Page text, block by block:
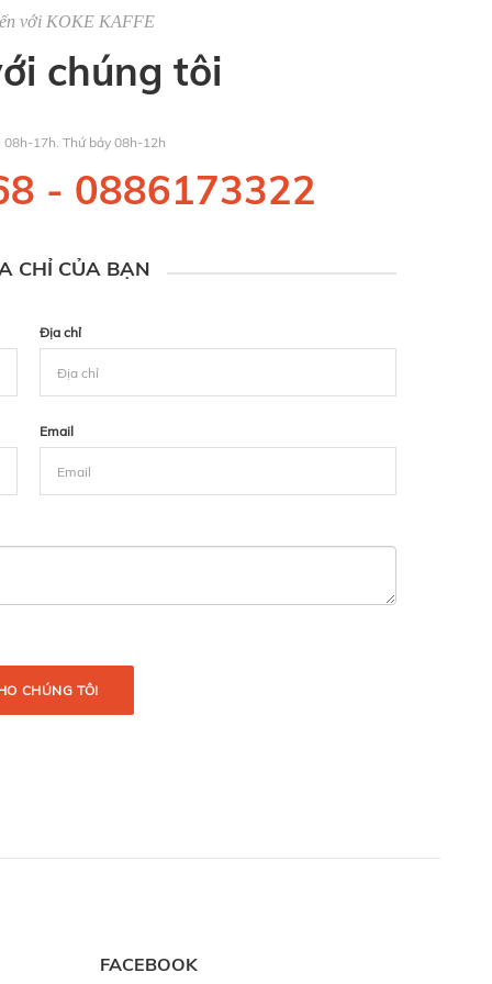
với KOKE KAFFE
chúng tôi
08h-17h. Thứ bảy 08h-12h
- 0886173322
CHỈ CỦA BẠN
Địa chỉ
Email
CHÚNG TÔI
FACEBOOK